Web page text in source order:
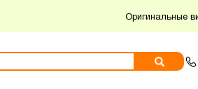
Оригинальные